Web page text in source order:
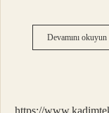
Devamını okuyun